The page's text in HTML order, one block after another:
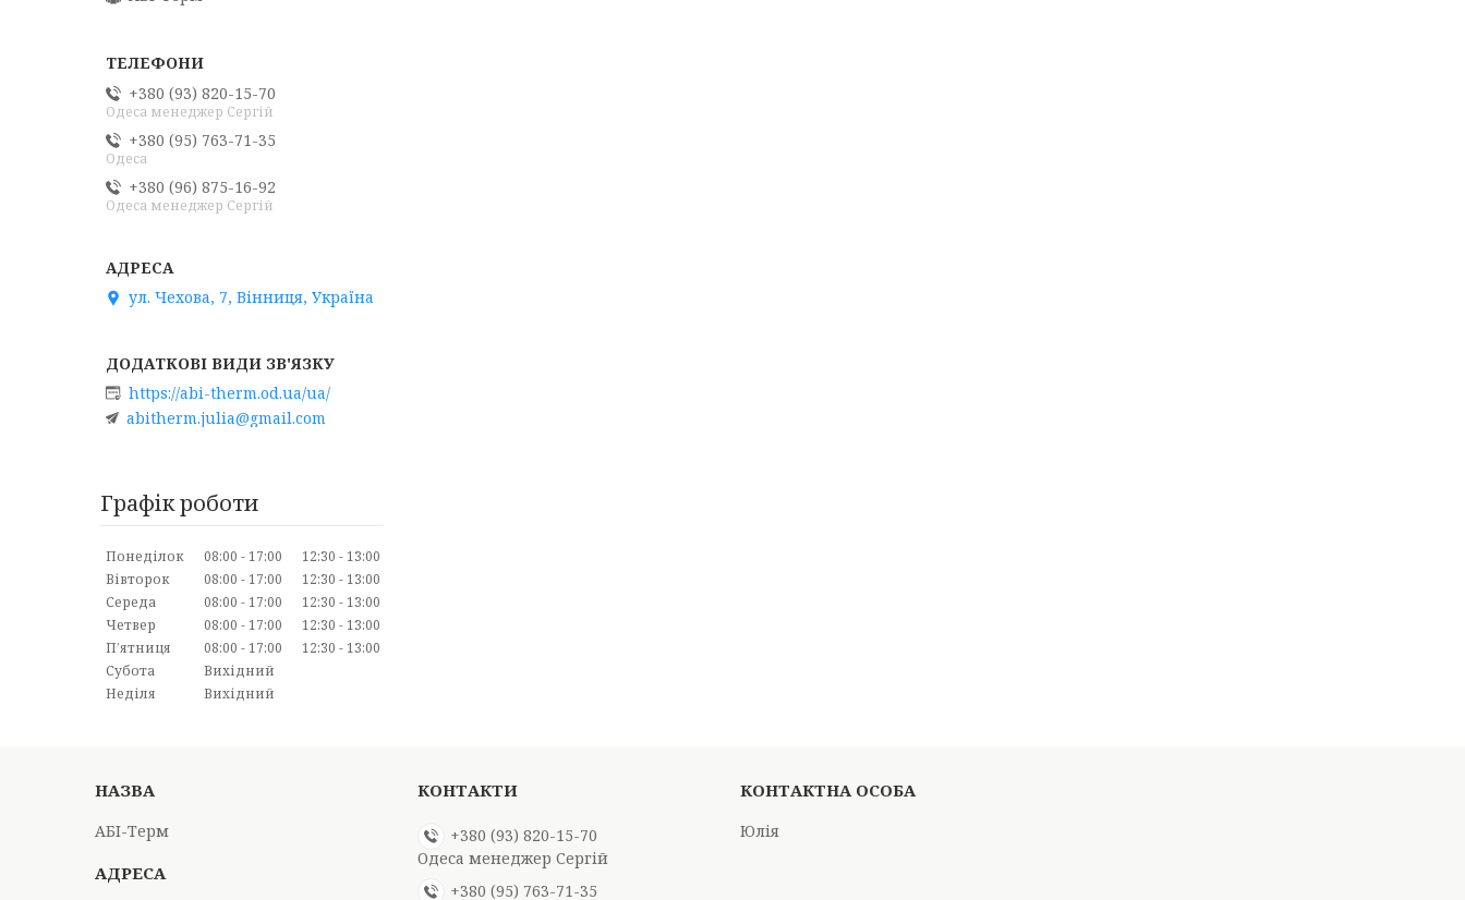
+380 (93) 820-15-70
Одеса менеджер Сергій
+380 (95) 763-71-35
Одеса
+380 (96) 875-16-92
Одеса менеджер Сергій
ул. Чехова, 7, Вінниця, Україна
https://abi-therm.od.ua/ua/
abitherm.julia@gmail.com
Графік роботи
Понеділок 08:00 17:00 12:30
13:00
Вівторок
08:00 17:00 12:30
13:00
Середа
08:00 17:00 12:30
13:00
Четвер
08:00 17:00 12:30
13:00
Пʼятниця
08:00 17:00 12:30
13:00
Субота
Вихідний
Неділя
Вихідний
АБІ-Терм
+380 (93) 820-15-70
Одеса менеджер Сергій
+380 (95) 763-71-35
Юлія